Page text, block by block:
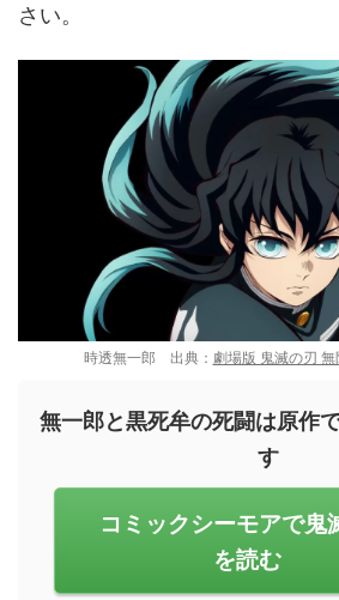
さい。
時透無一郎 出典： 劇場版 鬼滅の刃
無一郎と黒死牟の死闘は原作
す
コミックシーモアで鬼
を読む